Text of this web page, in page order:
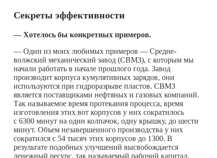
Секреты эффективности
— Хотелось бы конкретных примеров.
— Один из моих любимых примеров — Средне-
волжский механический завод (СВМЗ), с которым мы
начали работать в начале прошлого года. Завод
производит корпуса кумулятивных зарядов, они
используются при гидроразрыве пластов. СВМЗ
является поставщиками нефтяных и газовых компаний.
Так называемое время протекания процесса, время
изготовления этих вот корпусов у них сократилось
с 6300 минут на один колпачок, одну крышку, до шести
минут. Объем незавершенного производства у них
сократился с 54 тысяч этих корпусов до 1300. В
результате подобных улучшений высвобождается
денежный ресурс, так называемый рабочий капитал,